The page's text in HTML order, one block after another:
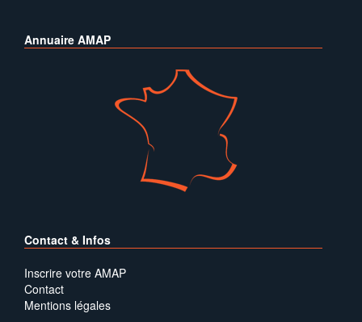
Annuaire AMAP
Contact & Infos
Inscrire votre AMAP
Contact
Mentions légales